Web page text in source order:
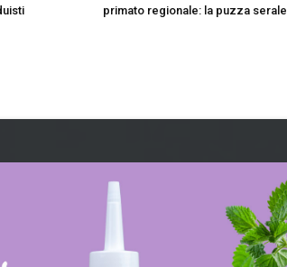
primato regionale: la puzza serale